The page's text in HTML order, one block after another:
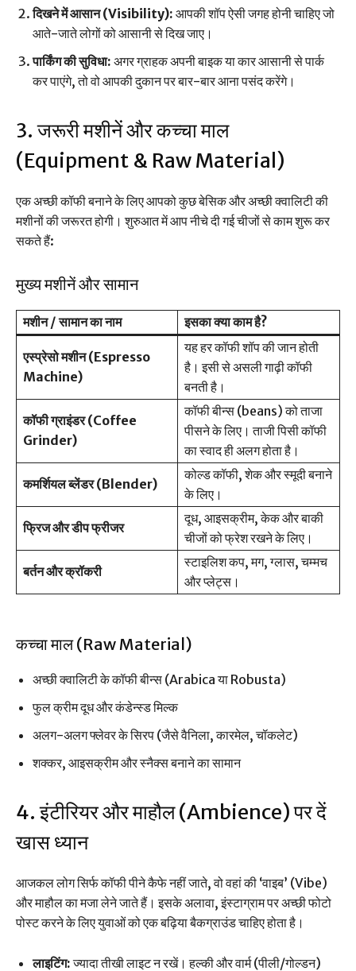
दिखने में आसान (Visibility): आपकी शॉप ऐसी जगह होनी चाहिए जो
आते-जाते लोगों को आसानी से दिख जाए।
पार्किंग की सुविधा: अगर ग्राहक अपनी बाइक या कार आसानी से पार्क
कर पाएंगे, तो वो आपकी दुकान पर बार-बार आना पसंद करेंगे।
3. जरूरी मशीनें और कच्चा माल
(Equipment & Raw Material)
एक अच्छी कॉफी बनाने के लिए आपको कुछ बेसिक और अच्छी क्वालिटी की
मशीनों की जरूरत होगी। शुरुआत में आप नीचे दी गई चीजों से काम शुरू कर
सकते हैं:
मुख्य मशीनें और सामान
मशीन / सामान का नाम इसका क्या काम है?
एस्प्रेसो मशीन (Espresso
Machine)
यह हर कॉफी शॉप की जान होती
है। इसी से असली गाढ़ी कॉफी
बनती है।
कॉफी ग्राइंडर (Coffee
Grinder)
कॉफी बीन्स (beans) को ताजा
पीसने के लिए। ताजी पिसी कॉफी
का स्वाद ही अलग होता है।
कमर्शियल ब्लेंडर (Blender)
कोल्ड कॉफी, शेक और स्मूदी बनाने
के लिए।
फ्रिज और डीप फ्रीजर
दूध, आइसक्रीम, केक और बाकी
चीजों को फ्रेश रखने के लिए।
बर्तन और क्रॉकरी
स्टाइलिश कप, मग, ग्लास, चम्मच
और प्लेट्स।
कच्चा माल (Raw Material)
अच्छी क्वालिटी के कॉफी बीन्स (Arabica या Robusta)
फुल क्रीम दूध और कंडेन्स्ड मिल्क
अलग-अलग फ्लेवर के सिरप (जैसे वैनिला, कारमेल, चॉकलेट)
शक्कर, आइसक्रीम और स्नैक्स बनाने का सामान
4. इंटीरियर और माहौल (Ambience) पर दें
खास ध्यान
आजकल लोग सिर्फ कॉफी पीने कैफे नहीं जाते, वो वहां की ‘वाइब’ (Vibe)
और माहौल का मजा लेने जाते हैं। इसके अलावा, इंस्टाग्राम पर अच्छी फोटो
पोस्ट करने के लिए युवाओं को एक बढ़िया बैकग्राउंड चाहिए होता है।
लाइटिंग:ज्यादा तीखी लाइट न रखें। हल्की और वार्म (पीली/गोल्डन)